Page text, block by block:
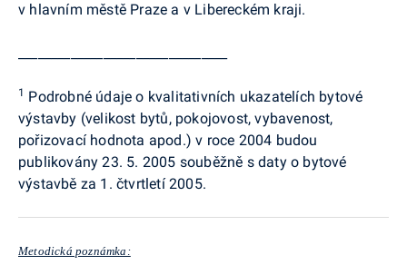
v hlavním městě Praze a v Libereckém kraji.
1 Podrobné údaje o kvalitativních ukazatelích bytové
výstavby (velikost bytů, pokojovost, vybavenost,
pořizovací hodnota apod.) v roce 2004 budou
publikovány 23. 5. 2005 souběžně s daty o bytové
výstavbě za 1. čtvrtletí 2005.
­­­­­Metodická poznámka: